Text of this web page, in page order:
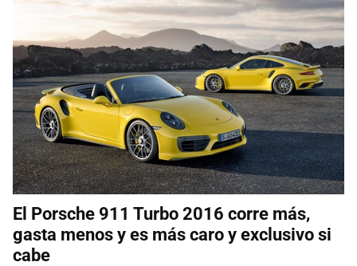
El Porsche 911 Turbo 2016 corre más,
gasta menos y es más caro y exclusivo si
cabe